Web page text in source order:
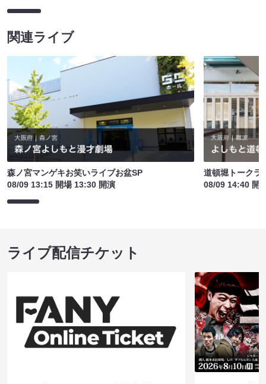
関連ライブ
森ノ宮マンゲキお笑いライブお盆SP
08/09 13:15 開場 13:30 開演
道頓堀トークラ
08/09 14:40 開
ライブ配信チケット